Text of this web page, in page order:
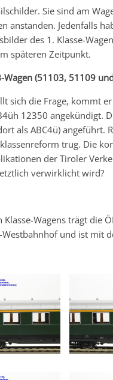
Sie sind am
anstanden. Jedenfalls
des 1. Klasse-
späteren Zeitpunkt.
Wagen (51103, 51109
sich die Frage, kommt
12350 angekündigt.
als ABC4ü) angeführt.
trug. Die
der Tiroler
verwirklicht wird?
Klasse-Wagens trägt die
und ist mit